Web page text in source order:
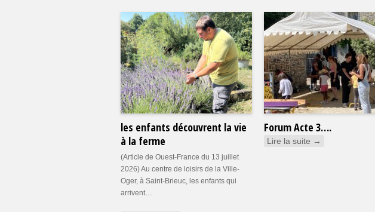
les enfants découvrent la vie
à la ferme
(Article de Ouest-France du 13 juillet
2026) Au centre de loisirs de la Ville-
Oger, à Saint-Brieuc, les enfants qui
arrivent…
Forum Acte 3….
Lire la suite →